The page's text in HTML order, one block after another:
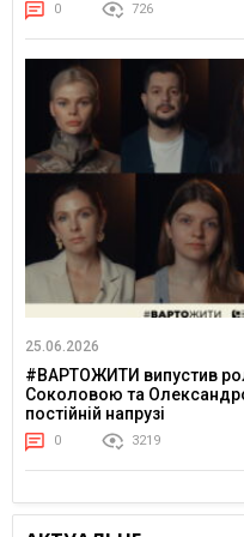
0 726
25.06.2026
#ВАРТОЖИТИ випустив
Соколовою та
постійній напрузі
0 3219